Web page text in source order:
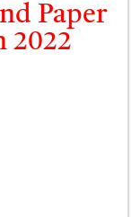
Paper
2022